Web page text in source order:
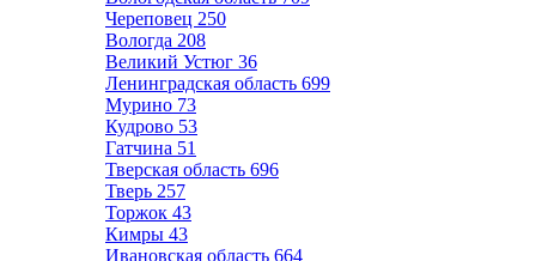
Череповец 250
Вологда 208
Великий Устюг 36
Ленинградская область 699
Мурино 73
Кудрово 53
Гатчина 51
Тверская область 696
Тверь 257
Торжок 43
Кимры 43
Ивановская область 664